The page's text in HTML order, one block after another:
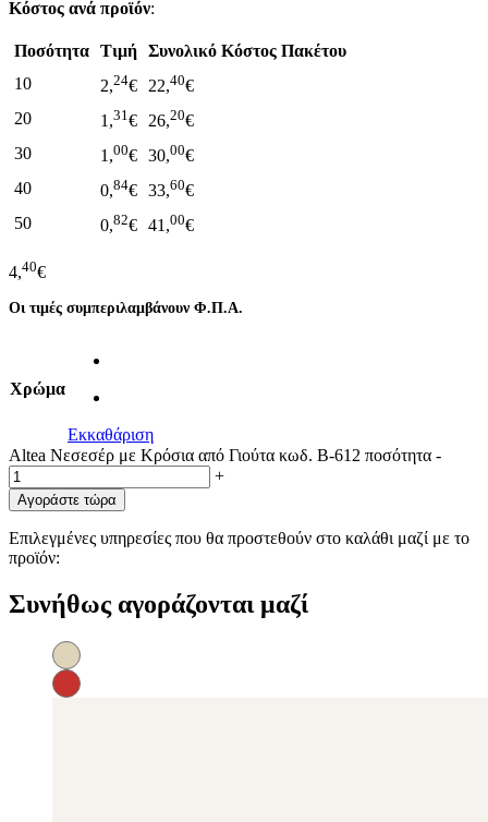
Κόστος ανά προϊόν:
Ποσότητα Τιμή Συνολικό Κόστος Πακέτου
10
2,24€ 22,40€
20
1,31 € 26,20€
30
1,00€ 30,00€
40
0,84€ 33,60€
50
0,82€ 41,00€
4,40€
Οι τιμές συμπεριλαμβάνουν Φ.Π.Α.
Χρώμα
Εκκαθάριση
Altea Νεσεσέρ με Κρόσια από Γιούτα κωδ. B-612 ποσότητα -
+
Αγοράστε τώρα
Επιλεγμένες υπηρεσίες που θα προστεθούν στο καλάθι μαζί με το
προϊόν:
Συνήθως αγοράζονται μαζί